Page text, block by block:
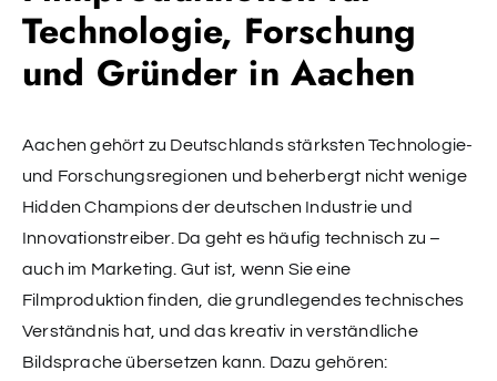
Technologie, Forschung
und Gründer in Aachen
Aachen gehört zu Deutschlands stärksten Technologie-
und Forschungsregionen und beherbergt nicht wenige
Hidden Champions der deutschen Industrie und
Innovationstreiber. Da geht es häufig technisch zu –
auch im Marketing. Gut ist, wenn Sie eine
Filmproduktion finden, die grundlegendes technisches
Verständnis hat, und das kreativ in verständliche
Bildsprache übersetzen kann. Dazu gehören: